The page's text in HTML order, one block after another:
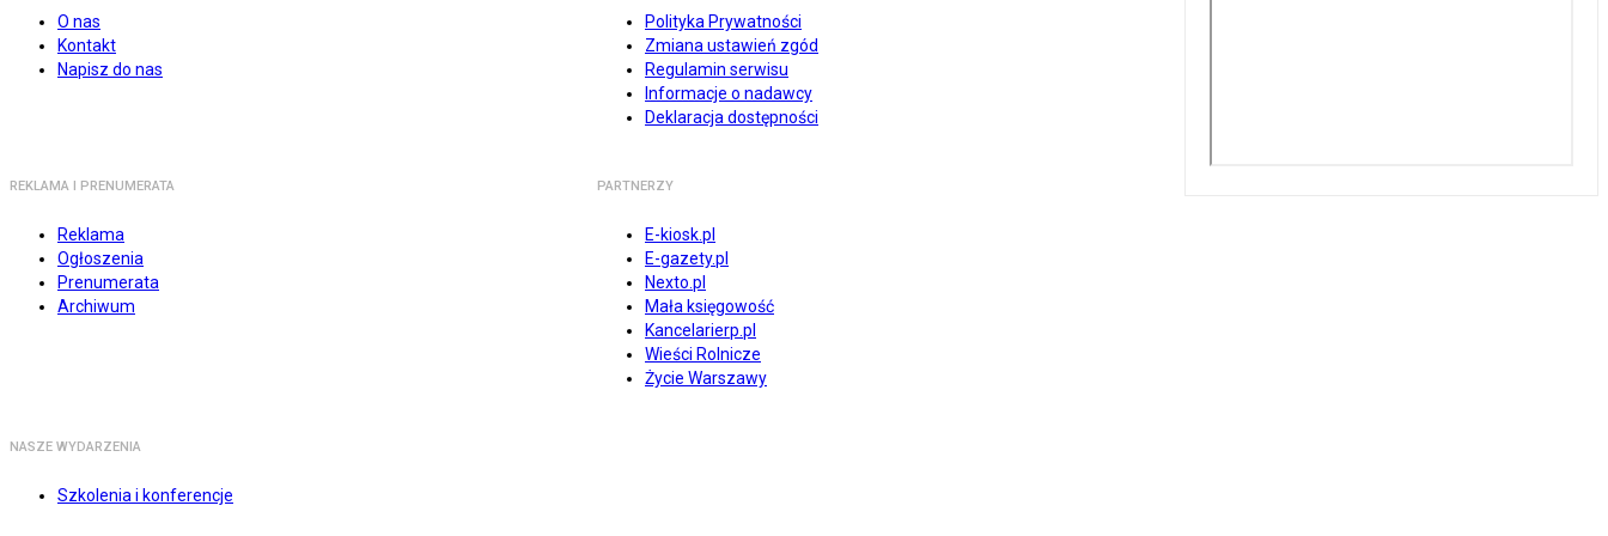
O nas
Kontakt
Napisz do nas
Polityka Prywatności
Zmiana ustawień zgód
Regulamin serwisu
Informacje o nadawcy
Deklaracja dostępności
REKLAMA I PRENUMERATA
Reklama
Ogłoszenia
Prenumerata
Archiwum
PARTNERZY
E-kiosk.pl
E-gazety.pl
Nexto.pl
Mała księgowość
Kancelarierp.pl
Wieści Rolnicze
Życie Warszawy
NASZE WYDARZENIA
Szkolenia i konferencje